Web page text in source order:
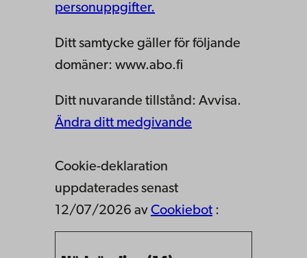
personuppgifter.
Ditt samtycke gäller för följande
domäner: www.abo.fi
Ditt nuvarande tillstånd: Avvisa.
Ändra ditt medgivande
Cookie-deklaration
uppdaterades senast
12/07/2026 av Cookiebot :